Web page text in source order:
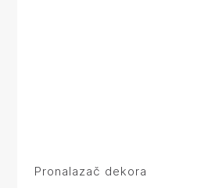
Pronalazač dekora